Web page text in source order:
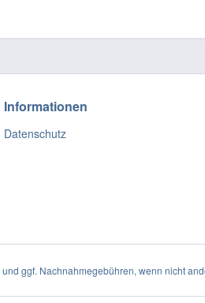
Informationen
Datenschutz
und ggf. Nachnahmegebühren, wenn nicht